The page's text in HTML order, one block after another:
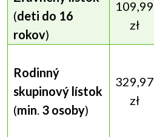
(deti do 16
rokov)
109,99
zł
Rodinný
skupinový lístok
(min. 3 osoby)
329,97
zł